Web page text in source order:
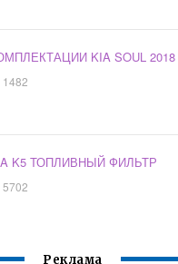
KIA SOUL 2018
1482
K5 ТОПЛИВНЫЙ ФИЛЬТР
5702
Реклама